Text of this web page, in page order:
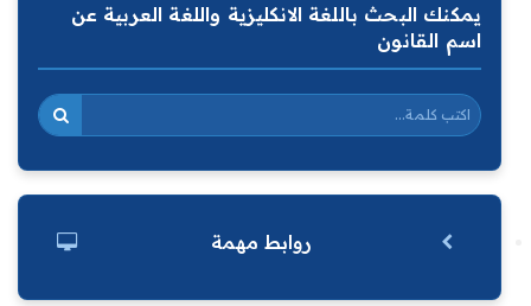
يمكنك البحث باللغة الانكليزية واللغة العربية عن
اسم القانون
روابط مهمة